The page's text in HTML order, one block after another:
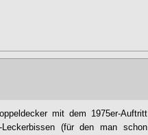
mit dem 1975er-Auftritt
(für den man schon